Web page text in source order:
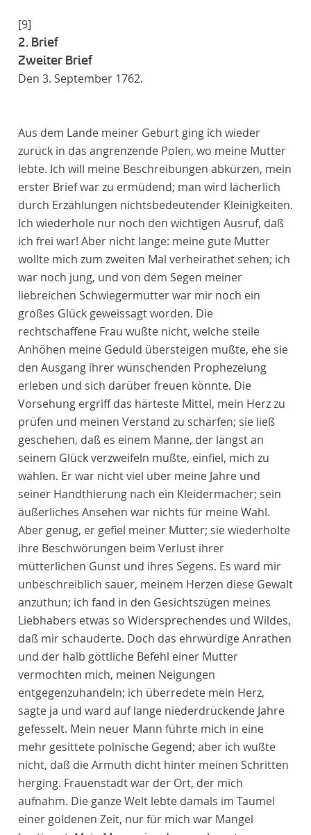
[9]
2. Brief
Zweiter Brief
Den 3. September 1762.
Aus dem Lande meiner Geburt ging ich wieder
zurück in das angrenzende Polen, wo meine Mutter
lebte. Ich will meine Beschreibungen abkürzen, mein
erster Brief war zu ermüdend; man wird lächerlich
durch Erzählungen nichtsbedeutender Kleinigkeiten.
Ich wiederhole nur noch den wichtigen Ausruf, daß
ich frei war! Aber nicht lange: meine gute Mutter
wollte mich zum zweiten Mal verheirathet sehen; ich
war noch jung, und von dem Segen meiner
liebreichen Schwiegermutter war mir noch ein
großes Glück geweissagt worden. Die
rechtschaffene Frau wußte nicht, welche steile
Anhöhen meine Geduld übersteigen mußte, ehe sie
den Ausgang ihrer wünschenden Prophezeiung
erleben und sich darüber freuen könnte. Die
Vorsehung ergriff das härteste Mittel, mein Herz zu
prüfen und meinen Verstand zu schärfen; sie ließ
geschehen, daß es einem Manne, der längst an
seinem Glück verzweifeln mußte, einfiel, mich zu
wählen. Er war nicht viel über meine Jahre und
seiner Handthierung nach ein Kleidermacher; sein
äußerliches Ansehen war nichts für meine Wahl.
Aber genug, er gefiel meiner Mutter; sie wiederholte
ihre Beschwörungen beim Verlust ihrer
mütterlichen Gunst und ihres Segens. Es ward mir
unbeschreiblich sauer, meinem Herzen diese Gewalt
anzuthun; ich fand in den Gesichtszügen meines
Liebhabers etwas so Widersprechendes und Wildes,
daß mir schauderte. Doch das ehrwürdige Anrathen
und der halb göttliche Befehl einer Mutter
vermochten mich, meinen Neigungen
entgegenzuhandeln; ich überredete mein Herz,
sagte ja und ward auf lange niederdrückende Jahre
gefesselt. Mein neuer Mann führte mich in eine
mehr gesittete polnische Gegend; aber ich wußte
nicht, daß die Armuth dicht hinter meinen Schritten
herging. Frauenstadt war der Ort, der mich
aufnahm. Die ganze Welt lebte damals im Taumel
einer goldenen Zeit, nur für mich war Mangel